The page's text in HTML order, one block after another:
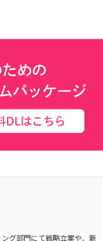
グ部門にて戦略立案や、新